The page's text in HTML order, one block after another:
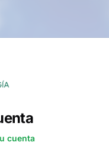
cuenta